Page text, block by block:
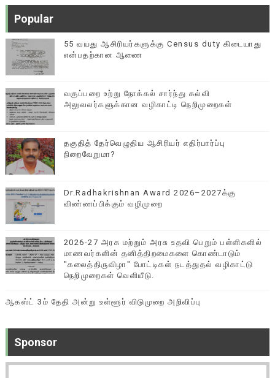
Popular
55 வயது ஆசிரியர்களுக்கு Census duty கிடையாது
என்பதற்கான ஆணை
வகுப்பறை உற்று நோக்கல் சார்ந்து கல்வி
அலுவலர்களுக்கான வழிகாட்டி நெறிமுறைகள்
தகுதித் தேர்வெழுதிய ஆசிரியர் எதிர்பார்ப்பு
நிறைவேறுமா?
Dr.Radhakrishnan Award 2026–2027க்கு
விண்ணப்பிக்கும் வழிமுறை
2026-27 அரசு மற்றும் அரசு உதவி பெறும் பள்ளிகளில்
மாணவர்களின் தனித்திறமைகளை கொண்டாடும்
"கலைத்திருவிழா" போட்டிகள் நடத்துதல் வழிகாட்டு
நெறிமுறைகள் வெளியீடு.
ஆகஸ்ட் 3ம் தேதி அன்று உள்ளூர் விடுமுறை அறிவிப்பு
Sponsor